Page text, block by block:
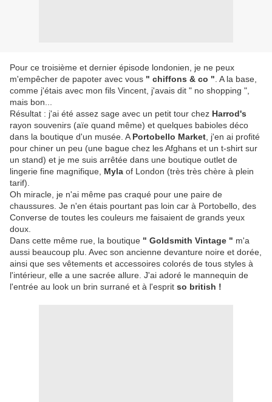
Pour ce troisième et dernier épisode londonien, je ne peux
m'empêcher de papoter avec vous " chiffons & co " . A la base,
comme j'étais avec mon fils Vincent, j'avais dit " no shopping ",
mais bon...
Résultat : j'ai été assez sage avec un petit tour chez Harrod's
rayon souvenirs (aïe quand même) et quelques babioles déco
dans la boutique d'un musée. A Portobello Market , j'en ai profité
pour chiner un peu (une bague chez les Afghans et un t-shirt sur
un stand) et je me suis arrêtée dans une boutique outlet de
lingerie fine magnifique, Myla of London (très très chère à plein
tarif).
Oh miracle, je n'ai même pas craqué pour une paire de
chaussures. Je n'en étais pourtant pas loin car à Portobello, des
Converse de toutes les couleurs me faisaient de grands yeux
doux.
Dans cette même rue, la boutique " Goldsmith Vintage " m'a
aussi beaucoup plu. Avec son ancienne devanture noire et dorée,
ainsi que ses vêtements et accessoires colorés de tous styles à
l'intérieur, elle a une sacrée allure. J'ai adoré le mannequin de
l'entrée au look un brin surrané et à l'esprit so british !